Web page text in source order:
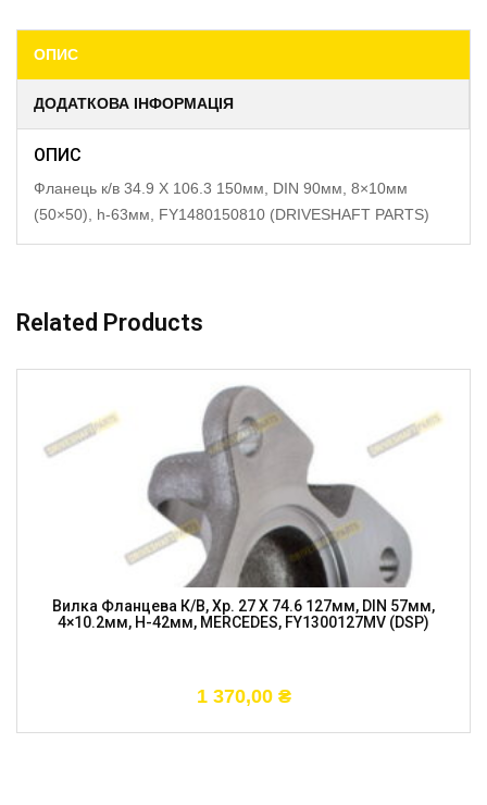
ОПИС
ДОДАТКОВА ІНФОРМАЦІЯ
ОПИС
Фланець к/в 34.9 X 106.3 150мм, DIN 90мм, 8×10мм
(50×50), h-63мм, FY1480150810 (DRIVESHAFT PARTS)
Related Products
Вилка Фланцева К/в, Хр. 27 X 74.6 127мм, DIN 57мм,
4×10.2мм, H-42мм, MERCEDES, FY1300127MV (DSP)
1 370,00 ₴